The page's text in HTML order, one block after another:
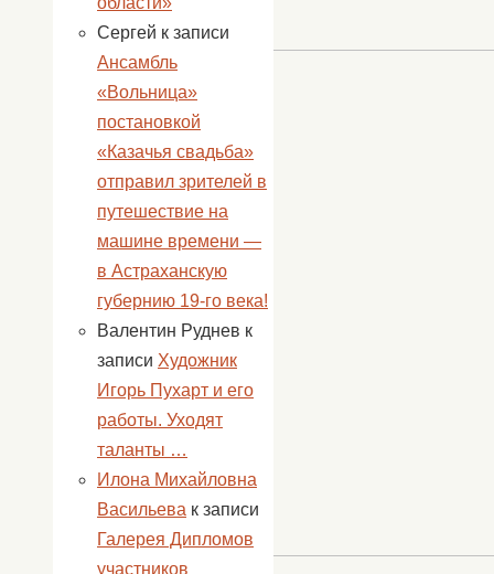
Сергей к записи
Ансамбль
«Вольница»
постановкой
«Казачья свадьба»
отправил зрителей в
путешествие на
машине времени —
в Астраханскую
губернию 19-го века!
Валентин Руднев к
записи Художник
Игорь Пухарт и его
работы. Уходят
таланты …
Илона Михайловна
Васильева к записи
Галерея Дипломов
участников